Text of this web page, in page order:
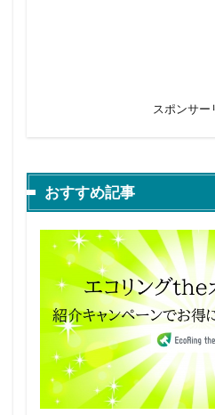
スポンサー
おすすめ記事